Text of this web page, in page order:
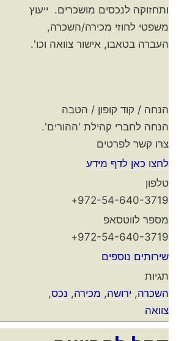
ותחזוקה לנכסים מושכרים. ייעוץ
משפטי לחוזי מכירה/השכרה,
העברה בטאבו, אישור צוואה וכו'.
הנחה / קוד קופון / הטבה
הנחה לחברי קהילת 'ההורים'.
צרו קשר לפרטים
לחצו כאן לדף מידע
טלפון
972-54-640-3719+
מספר לווטסאפ
972-54-640-3719+
שירותים נוספים
תגיות
השכרה, ירושה, מכירה, נכס,
צוואה